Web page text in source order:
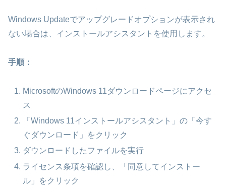
Windows Updateでアップグレードオプションが表示され
ない場合は、インストールアシスタントを使用します。
手順：
MicrosoftのWindows 11ダウンロードページにアクセ
ス
「Windows 11インストールアシスタント」の「今す
ぐダウンロード」をクリック
ダウンロードしたファイルを実行
ライセンス条項を確認し、「同意してインストー
ル」をクリック